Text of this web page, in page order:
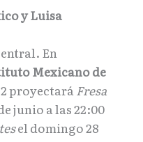
y Luisa
En
Mexicano de
proyectaráFresa
junio a las 22:00
el domingo 28